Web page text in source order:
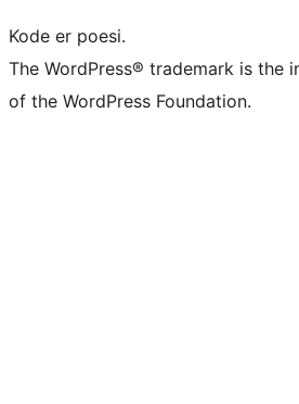
Kode er poesi.
The WordPress® trademark is the
of the WordPress Foundation.